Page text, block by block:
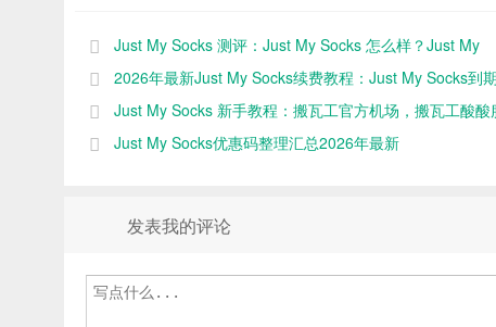
新） Just My Socks 测评：Just My Socks 怎么样？Just My
Socks 速度快不快？（2025 年更新）
2026年最新Just My Socks续费教程：Just My Socks到
何续费Just My Socks 新手教程：搬瓦工官方机场，搬瓦工酸酸
（2025 年更新）
Just My Socks优惠码整理汇总2026年最新
发表我的评论